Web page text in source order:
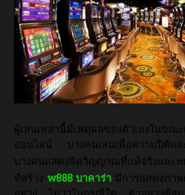
ผู้เล่นเหล่านี้มีเหตุผลของตัวเองในขณ
ออนไลน์
บางคนเล่นเพื่อความปิติแ
บางคนแสดงจิตวิญญาณที่แท้จริงและพ
ที่สร้าง w888บาคาร่า มีการแสดงภา